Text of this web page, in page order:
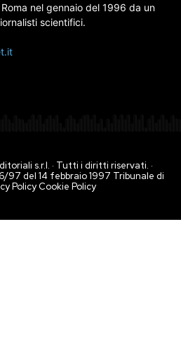
nel gennaio del 1996 da un
scientifici.
s.r.l. · Tutti i diritti riservati. ·
97 del 14 febbraio 1997 Tribunale di
PolicyCookie Policy